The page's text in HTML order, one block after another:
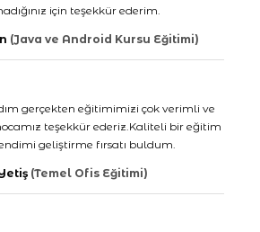
için teşekkür ederim.
(Java ve Android Kursu Eğitimi)
gerçekten eğitimimizi çok verimli ve
teşekkür ederiz.Kaliteli bir eğitim
geliştirme fırsatı buldum.
(Temel Ofis Eğitimi)